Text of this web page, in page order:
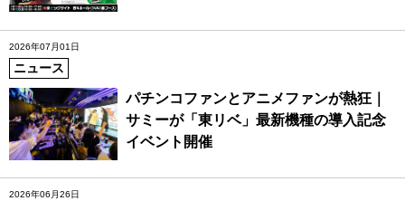
2026年07月01日
ニュース
パチンコファンとアニメファンが熱狂｜
サミーが「東リベ」最新機種の導入記念
イベント開催
2026年06月26日